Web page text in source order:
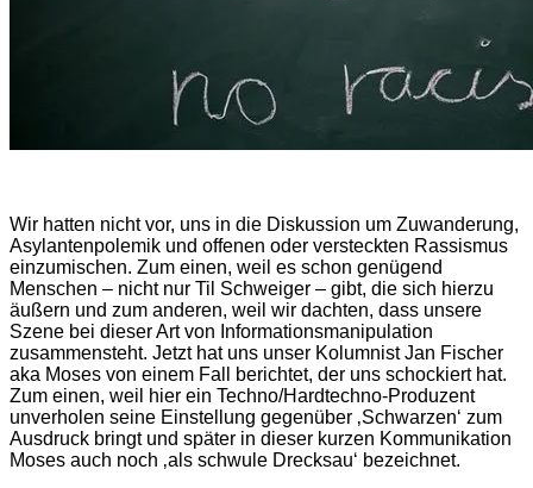
Wir hatten nicht vor, uns in die Diskussion um Zuwanderung,
Asylantenpolemik und offenen oder versteckten Rassismus
einzumischen. Zum einen, weil es schon genügend
Menschen – nicht nur Til Schweiger – gibt, die sich hierzu
äußern und zum anderen, weil wir dachten, dass unsere
Szene bei dieser Art von Informationsmanipulation
zusammensteht. Jetzt hat uns unser Kolumnist Jan Fischer
aka Moses von einem Fall berichtet, der uns schockiert hat.
Zum einen, weil hier ein Techno/Hardtechno-Produzent
unverholen seine Einstellung gegenüber ‚Schwarzen‘ zum
Ausdruck bringt und später in dieser kurzen Kommunikation
Moses auch noch ‚als schwule Drecksau‘ bezeichnet.